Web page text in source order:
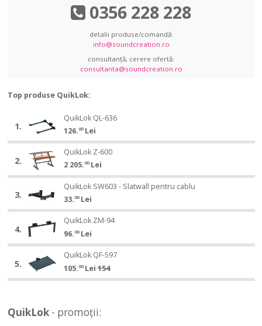
0356 228 228
detalii produse/comandă:
info@soundcreation.ro
consultanță, cerere ofertă:
consultanta@soundcreation.ro
Top produse QuikLok:
QL-
636
1.
QuikLok
QL-
636
QuikLok QL-636
126. 00 Lei
600
2.
QuikLok
Z-
600
QuikLok Z-600
2 205. 00 Lei
SW603
-
Slatwall
pentru
cablu
3.
QuikLok
SW603
-
Slatwall
pentru
cablu
QuikLok SW603 - Slatwall pentru cablu
33. 00 Lei
ZM-
94
4.
QuikLok
ZM-
94
QuikLok ZM-94
96. 00 Lei
QF-
597
5.
QuikLok
QF-
597
QuikLok QF-597
105. 00 Lei 154
QuikLok- promoții: